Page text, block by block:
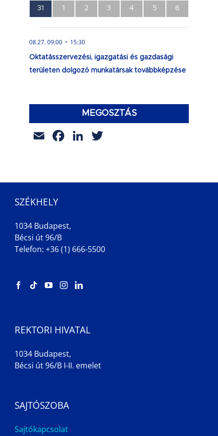
0
esemény,
31
0
esemény,
1
0
esemény,
2
0
esemény,
3
0
esemény,
4
0
esemény,
5
0
esemény,
6
08.27. 09:00 - 15:30
Oktatásszervezési, igazgatási és gazdasági
területen dolgozó munkatársak továbbképzése
MEGOSZTÁS
EmailFacebook
LinkedIn
SZÉKHELY
1034 Budapest,
Bécsi út 96/B
Telefon: +36 (1) 666-5500
REKTORI HIVATAL
1034 Budapest,
Bécsi út 96/B I-II. emelet
SAJTÓSZOBA
Sajtókapcsolat